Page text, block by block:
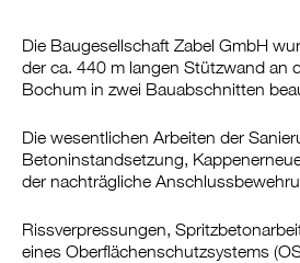
Die Baugesellschaft Zabel GmbH
der ca. 440 m langen Stützwand an
Bochum in zwei Bauabschnitten
Die wesentlichen Arbeiten der
Betoninstandsetzung,
der nachträgliche
Rissverpressungen,
eines Oberflächenschutzsystems